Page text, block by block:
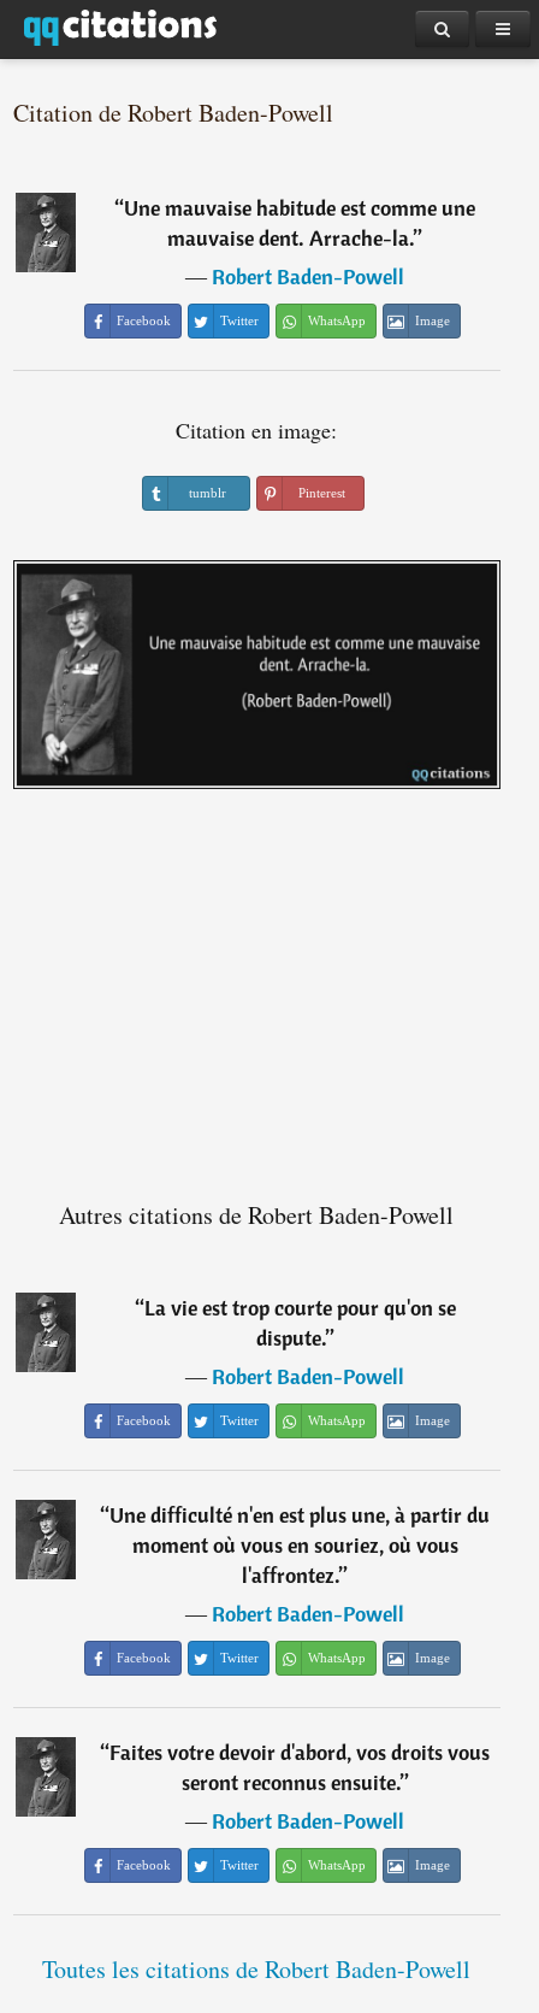
Citation de Robert Baden-Powell
“Une mauvaise habitude est comme une
mauvaise dent. Arrache-la.”
―Robert Baden-Powell
Facebook Twitter WhatsApp Image
Citation en image:
tumblr Pinterest
Autres citations de Robert Baden-Powell
“La vie est trop courte pour qu'on se
dispute.”
―Robert Baden-Powell
Facebook Twitter WhatsApp Image
“Une difficulté n'en est plus une, à partir du
moment où vous en souriez, où vous
l'affrontez.”
―Robert Baden-Powell
Facebook Twitter WhatsApp Image
“Faites votre devoir d'abord, vos droits vous
seront reconnus ensuite.”
―Robert Baden-Powell
Facebook Twitter WhatsApp Image
Toutes les citations de Robert Baden-Powell